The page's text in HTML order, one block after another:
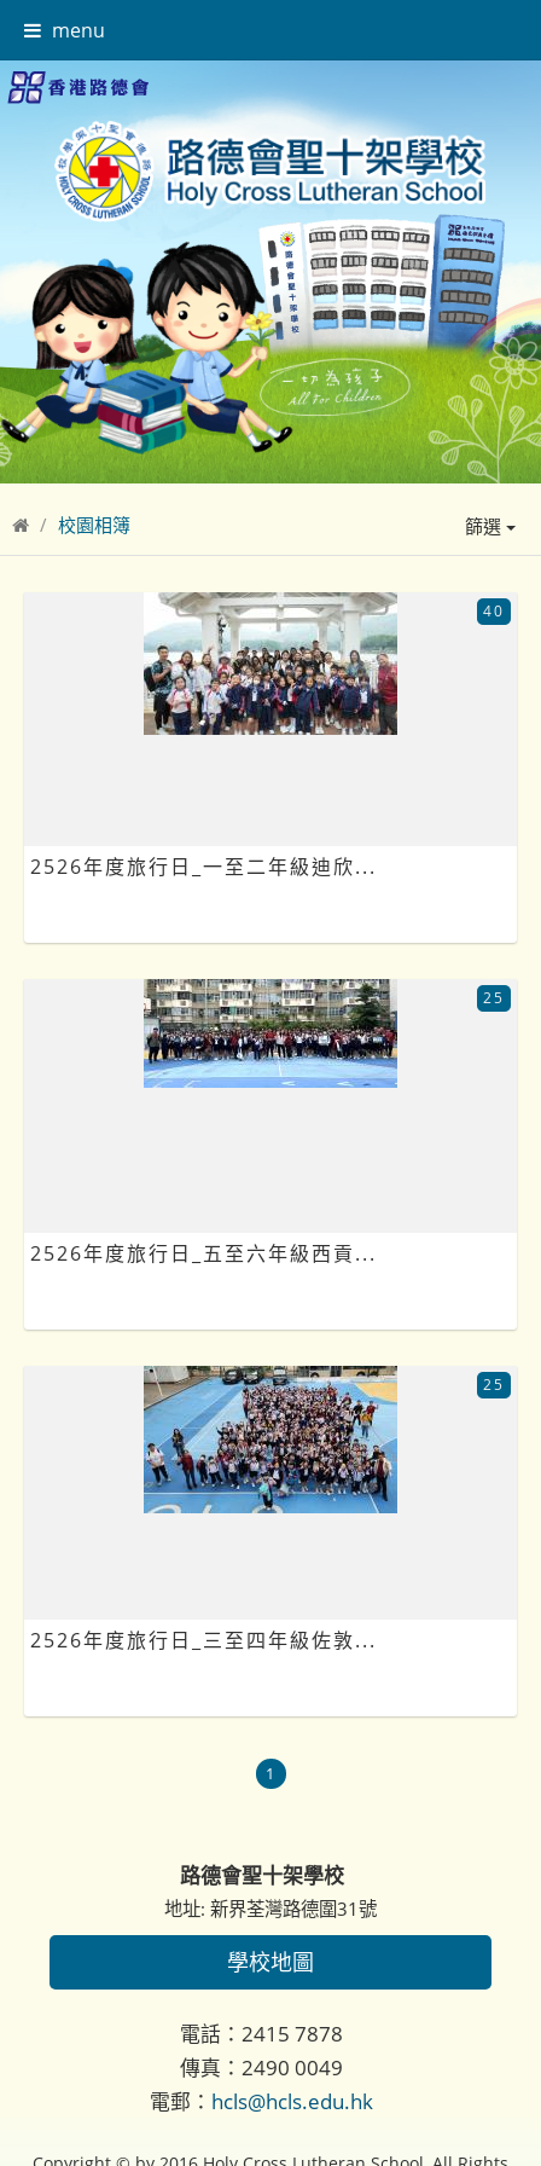
menu
校園相簿 篩選
2526年度旅行日_一至二年級迪欣...
40
2526年度旅行日_五至六年級西貢...
25
2526年度旅行日_三至四年級佐敦...
25
1
路德會聖十架學校
地址: 新界荃灣路德圍31號
學校地圖
電話：2415 7878
傳真：2490 0049
電郵： hcls@hcls.edu.hk